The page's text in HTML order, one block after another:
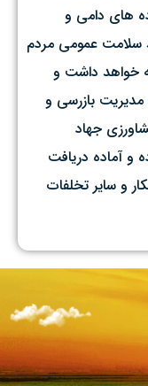
های دامی و
سلامت عمومی مردم
خواهد داشت و
شماره تلفن های ۳۶۷۰۱۸۲۱ – ۳۶۶۱۵۱۲۰ مدیریت بازرسی و
جهاد
و آماده دریافت
و سایر تخلفات